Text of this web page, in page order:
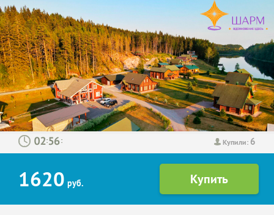
Купили: 6
: :
1620 руб.